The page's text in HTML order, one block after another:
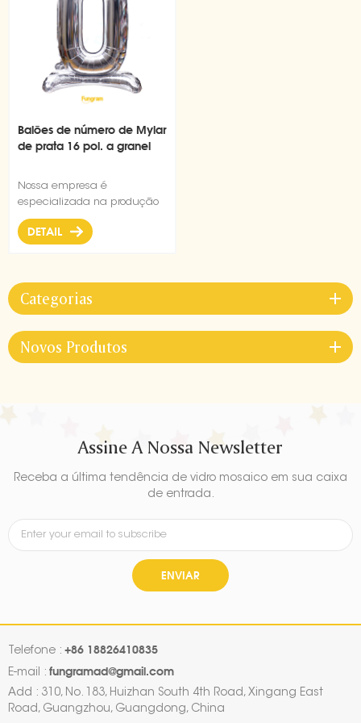
Balões de número de Mylar
de prata 16 pol. a granel
Nossa empresa é
especializada na produção
e venda por atacado de
balões de filme de alumínio
todos os tipos de decorações
de aniversário.
DETAIL
Categorias
Novos Produtos
Assine A Nossa Newsletter
Receba a última tendência de vidro mosaico em sua caixa
de entrada.
ENVIAR
Telefone : +86 18826410835
E-mail : fungramad@gmail.com
Add : 310, No. 183, Huizhan South 4th Road, Xingang East
Road, Guangzhou, Guangdong, China